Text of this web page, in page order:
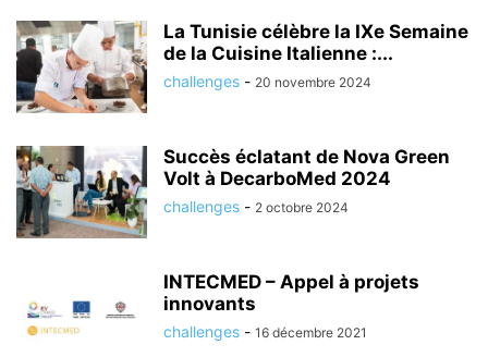
La Tunisie célèbre la IXe Semaine
de la Cuisine Italienne :...
challenges - 20 novembre 2024
Succès éclatant de Nova Green
Volt à DecarboMed 2024
challenges - 2 octobre 2024
INTECMED – Appel à projets
innovants
challenges - 16 décembre 2021